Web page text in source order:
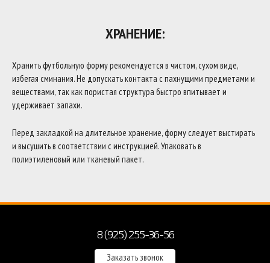
ХРАНЕНИЕ:
Хранить футбольную форму рекомендуется в чистом, сухом виде,
избегая сминания. Не допускать контакта с пахнущими предметами и
веществами, так как пористая структура быстро впитывает и
удерживает запахи.
Перед закладкой на длительное хранение, форму следует выстирать
и высушить в соответствии с инструкцией. Упаковать в
полиэтиленовый или тканевый пакет.
8 (925) 255-36-56
Заказать звонок